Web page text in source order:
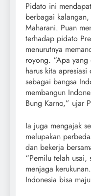
Pidato ini
berbagai kalangan,
Maharani. Puan
terhadap pidato
menurutnya
royong. “Apa yang
harus kita
sebagai bangsa
membangun
Bung Karno,” ujar
Ia juga mengajak
melupakan
dan bekerja
“Pemilu telah usai,
menjaga
Indonesia bisa